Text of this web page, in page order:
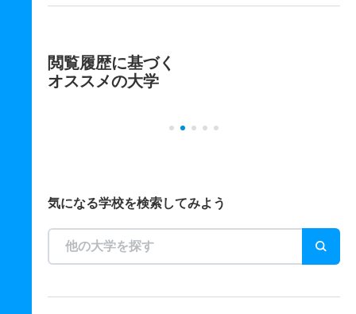
閲覧履歴に基づく
オススメの大学
気になる学校を検索してみよう